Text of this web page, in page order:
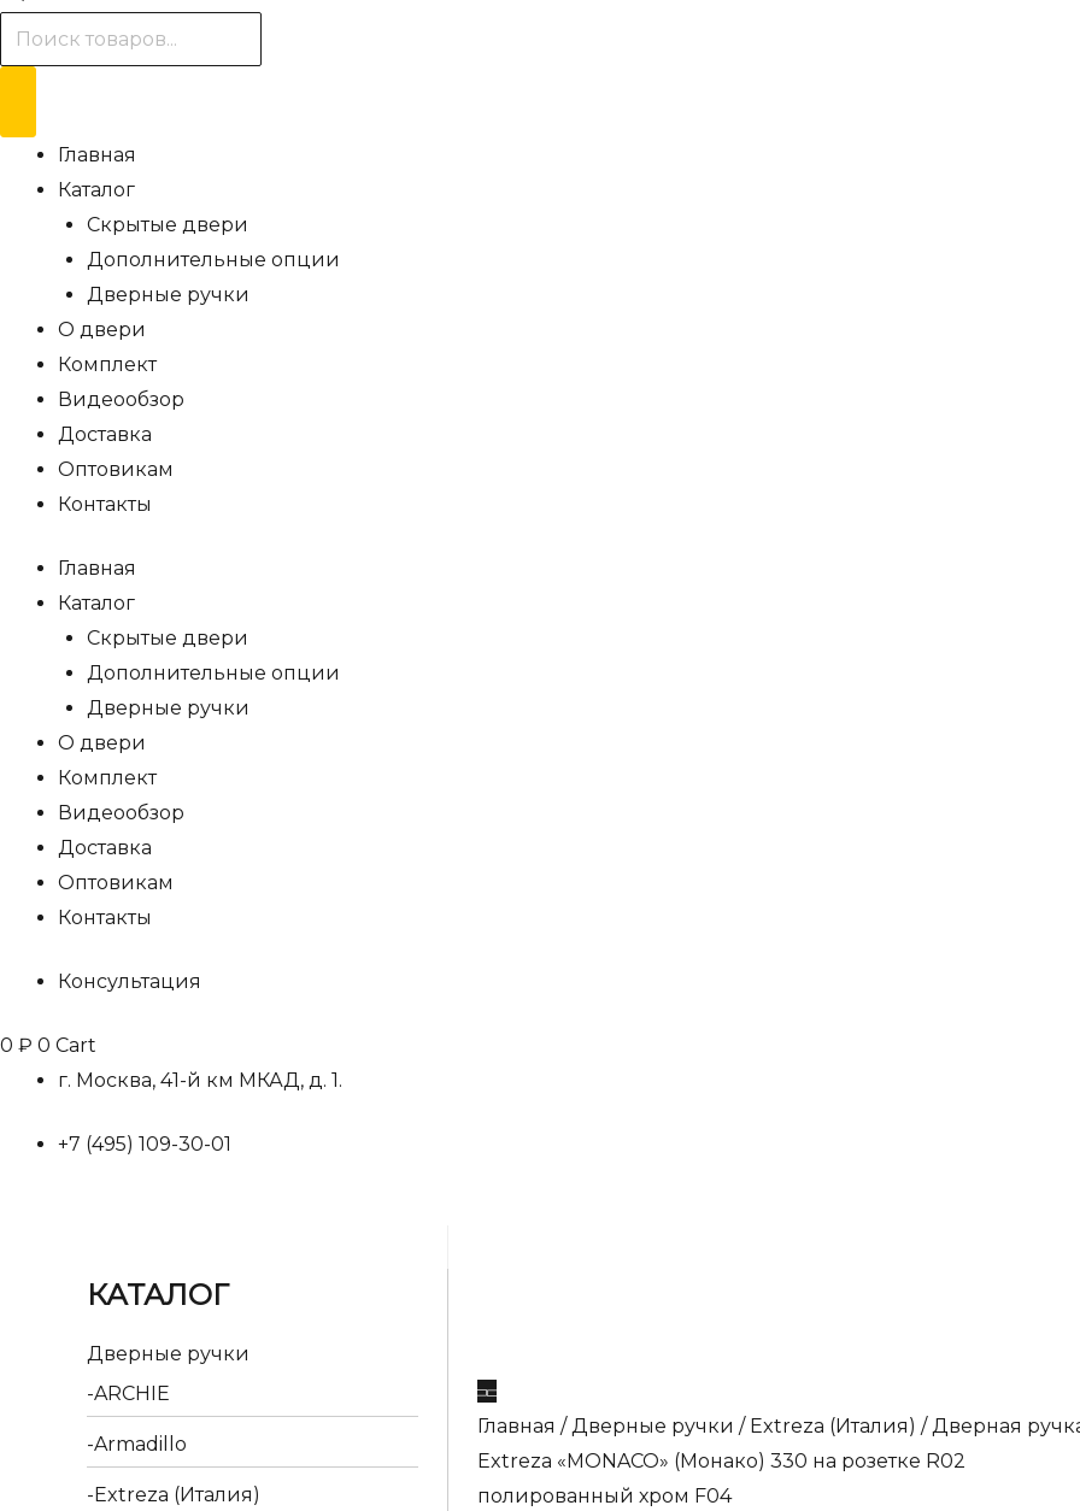
Поиск
товаров
Главная
Каталог
Скрытые двери
Дополнительные опции
Дверные ручки
О двери
Комплект
Видеообзор
Доставка
Оптовикам
Контакты
Главная
Каталог
Скрытые двери
Дополнительные опции
Дверные ручки
О двери
Комплект
Видеообзор
Доставка
Оптовикам
Контакты
Консультация
0 ₽ 0 Cart
г. Москва, 41-й км МКАД, д. 1.
+7 (495) 109-30-01
КАТАЛОГ
Дверные ручки
ARCHIE
Armadillo
Extreza (Италия)
Главная /Дверные ручки / Extreza (Италия) / Дверная
Extreza «MONACO» (Монако) 330 на розетке R02
полированный хром F04